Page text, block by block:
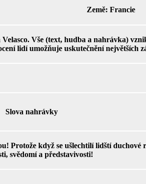
Země: Francie
Vše (text, hudba a nahrávka)
lidí umožňuje uskutečnění největších
Slova nahrávky
Protože když se ušlechtilí lidští duchové
svědomí a představivosti!